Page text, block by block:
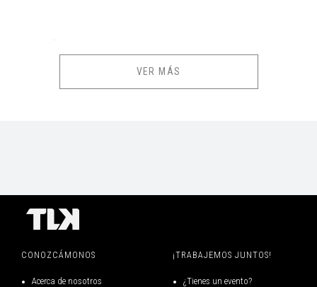
La descarga de los E-tickets estará disponible desde 2 días antes
de la fecha de tu evento o función.
VER MÁS
CONOZCÁMONOS
Acerca de nosotros
¡TRABAJEMOS JUNTOS!
¿Tienes un evento?